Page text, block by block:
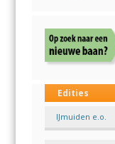
Edities
IJmuiden e.o.